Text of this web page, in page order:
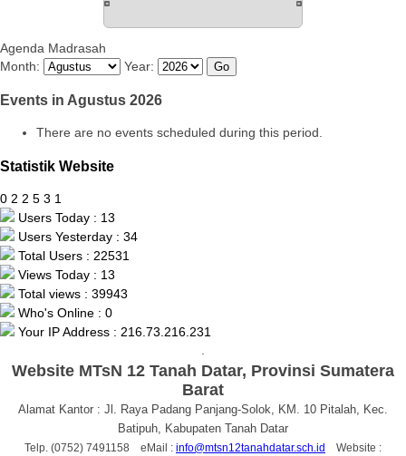
Agenda Madrasah
Month:
Year:
Events in Agustus 2026
There are no events scheduled during this period.
Statistik Website
0 2 2 5 3 1
Users Today : 13
Users Yesterday : 34
Total Users : 22531
Views Today : 13
Total views : 39943
Who's Online : 0
Your IP Address : 216.73.216.231
Website MTsN 12 Tanah Datar, Provinsi Sumatera
Barat
Alamat Kantor : Jl. Raya Padang Panjang-Solok, KM. 10 Pitalah, Kec.
Batipuh, Kabupaten Tanah Datar
Telp. (0752) 7491158 eMail : info@mtsn12tanahdatar.sch.id
Website :